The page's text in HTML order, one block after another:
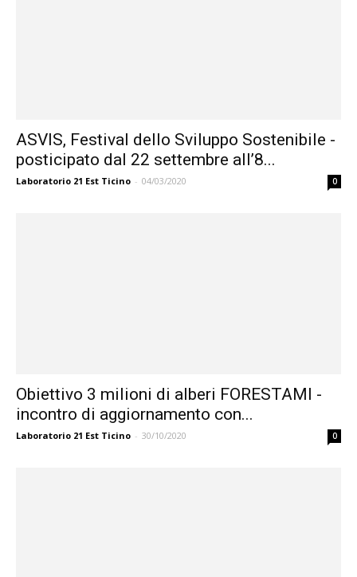
ASVIS, Festival dello Sviluppo Sostenibile -
posticipato dal 22 settembre all’8...
Laboratorio 21 Est Ticino - 04/03/2020 0
Obiettivo 3 milioni di alberi FORESTAMI -
incontro di aggiornamento con...
Laboratorio 21 Est Ticino - 30/10/2020 0